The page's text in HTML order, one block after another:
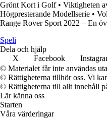
Grönt Kort i Golf• Viktigheten
Högpresterande Modellserie •
Range Rover Sport 2022 – En
Speli
Dela och hjälp
X
Facebook
© Materialet får inte användas
© Rättigheterna tillhör oss. Vi
© Rättigheterna till allt innehåll
Lär känna oss
Starten
Våra värderingar